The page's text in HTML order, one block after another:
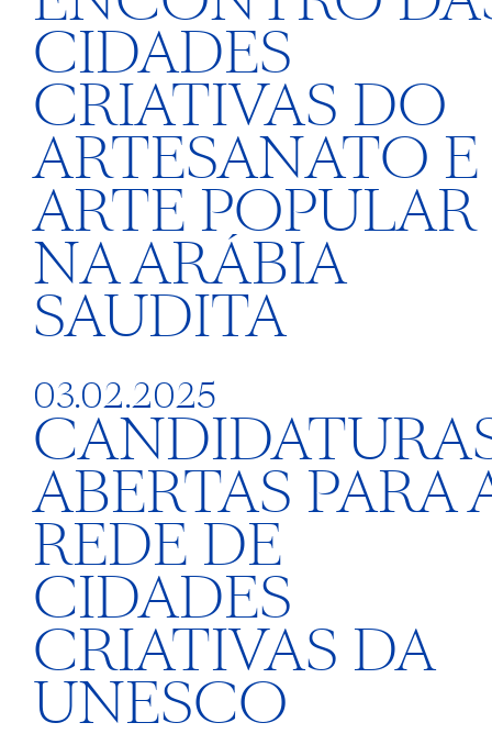
CIDADES
CRIATIVAS DO
ARTESANATO E
ARTE POPULAR
NA ARÁBIA
SAUDITA
03.02.2025
ABERTAS PARA
REDE DE
CIDADES
CRIATIVAS DA
UNESCO